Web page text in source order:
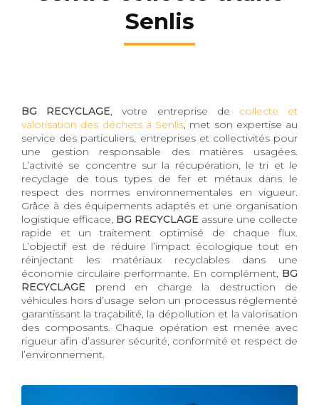
Senlis
BG RECYCLAGE, votre entreprise de collecte et
valorisation des déchets à Senlis, met son expertise au
service des particuliers, entreprises et collectivités pour
une gestion responsable des matières usagées.
L’activité se concentre sur la récupération, le tri et le
recyclage de tous types de fer et métaux dans le
respect des normes environnementales en vigueur.
Grâce à des équipements adaptés et une organisation
logistique efficace, BG RECYCLAGE assure une collecte
rapide et un traitement optimisé de chaque flux.
L’objectif est de réduire l’impact écologique tout en
réinjectant les matériaux recyclables dans une
économie circulaire performante. En complément, BG
RECYCLAGE prend en charge la destruction de
véhicules hors d’usage selon un processus réglementé
garantissant la traçabilité, la dépollution et la valorisation
des composants. Chaque opération est menée avec
rigueur afin d’assurer sécurité, conformité et respect de
l’environnement.